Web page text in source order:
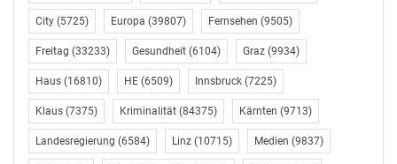
Gefällt mir:
Ähnliche Beiträge
City (5725) Europa (39807) Fernsehen (9505)
Freitag (33233) Gesundheit (6104) Graz (9934)
Haus (16810) HE (6509) Innsbruck (7225)
Klaus (7375) Kriminalität (84375) Kärnten (9713)
Landesregierung (6584) Linz (10715) Medien (9837)